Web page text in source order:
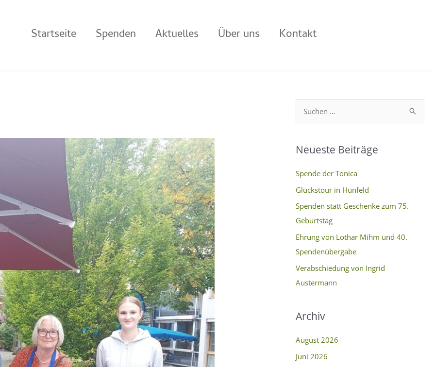
Startseite Spenden Aktuelles Über uns Kontakt
h
e
n
Neueste Beiträge
Spende der Tonica
Glückstour in Hünfeld
Spenden statt Geschenke zum 75.
Geburtstag
Ehrung von Lothar Mihm und 40.
Spendenübergabe
Verabschiedung von Ingrid
Austermann
Archiv
August 2026
Juni 2026